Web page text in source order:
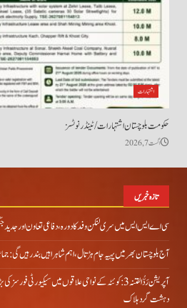
اشتہارات
حکومت بلوچستان اشتہارات/ ٹینڈر نوٹسز
اگست 7, 2026
تازہ خبریں
سی اے ایس ایس میں سری لنکن وفد کا دورہ، دفاعی تعاون اور جدید
آج بلوچستان بھر میں پہیہ جام ہڑتال، اہم شاہراہیں بند رہیں گی:
آپریشن رَدُّ الفتنہ 3: کوئٹہ کے نواحی علاقوں میں سیکیورٹی
دہشت گرد ہلاک